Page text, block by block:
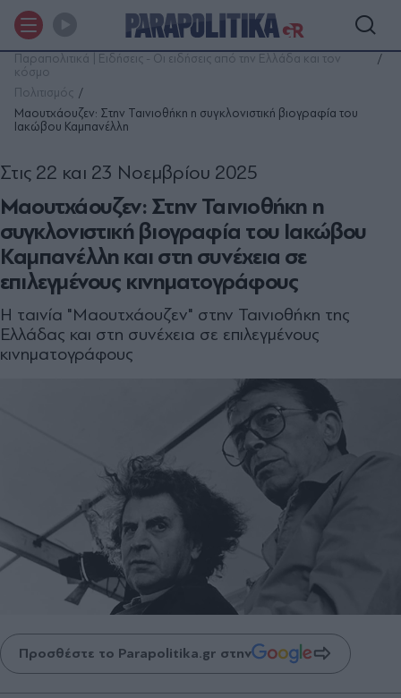
Παραπολιτικά | Ειδήσεις - Οι ειδήσεις από την Ελλάδα και τον
κόσμο
Πολιτισμός
Μαουτχάουζεν: Στην Ταινιοθήκη η συγκλονιστική βιογραφία του
Ιακώβου Καμπανέλλη
Μαουτχάουζεν: Στην Ταινιοθήκη η
συγκλονιστική βιογραφία του Ιακώβου
Καμπανέλλη και στη συνέχεια σε
επιλεγμένους κινηματογράφους
Στις 22 και 23 Νοεμβρίου 2025
Η ταινία "Μαουτχάουζεν" στην Ταινιοθήκη της
Ελλάδας και στη συνέχεια σε επιλεγμένους
κινηματογράφους
Προσθέστε το Parapolitika.gr στην